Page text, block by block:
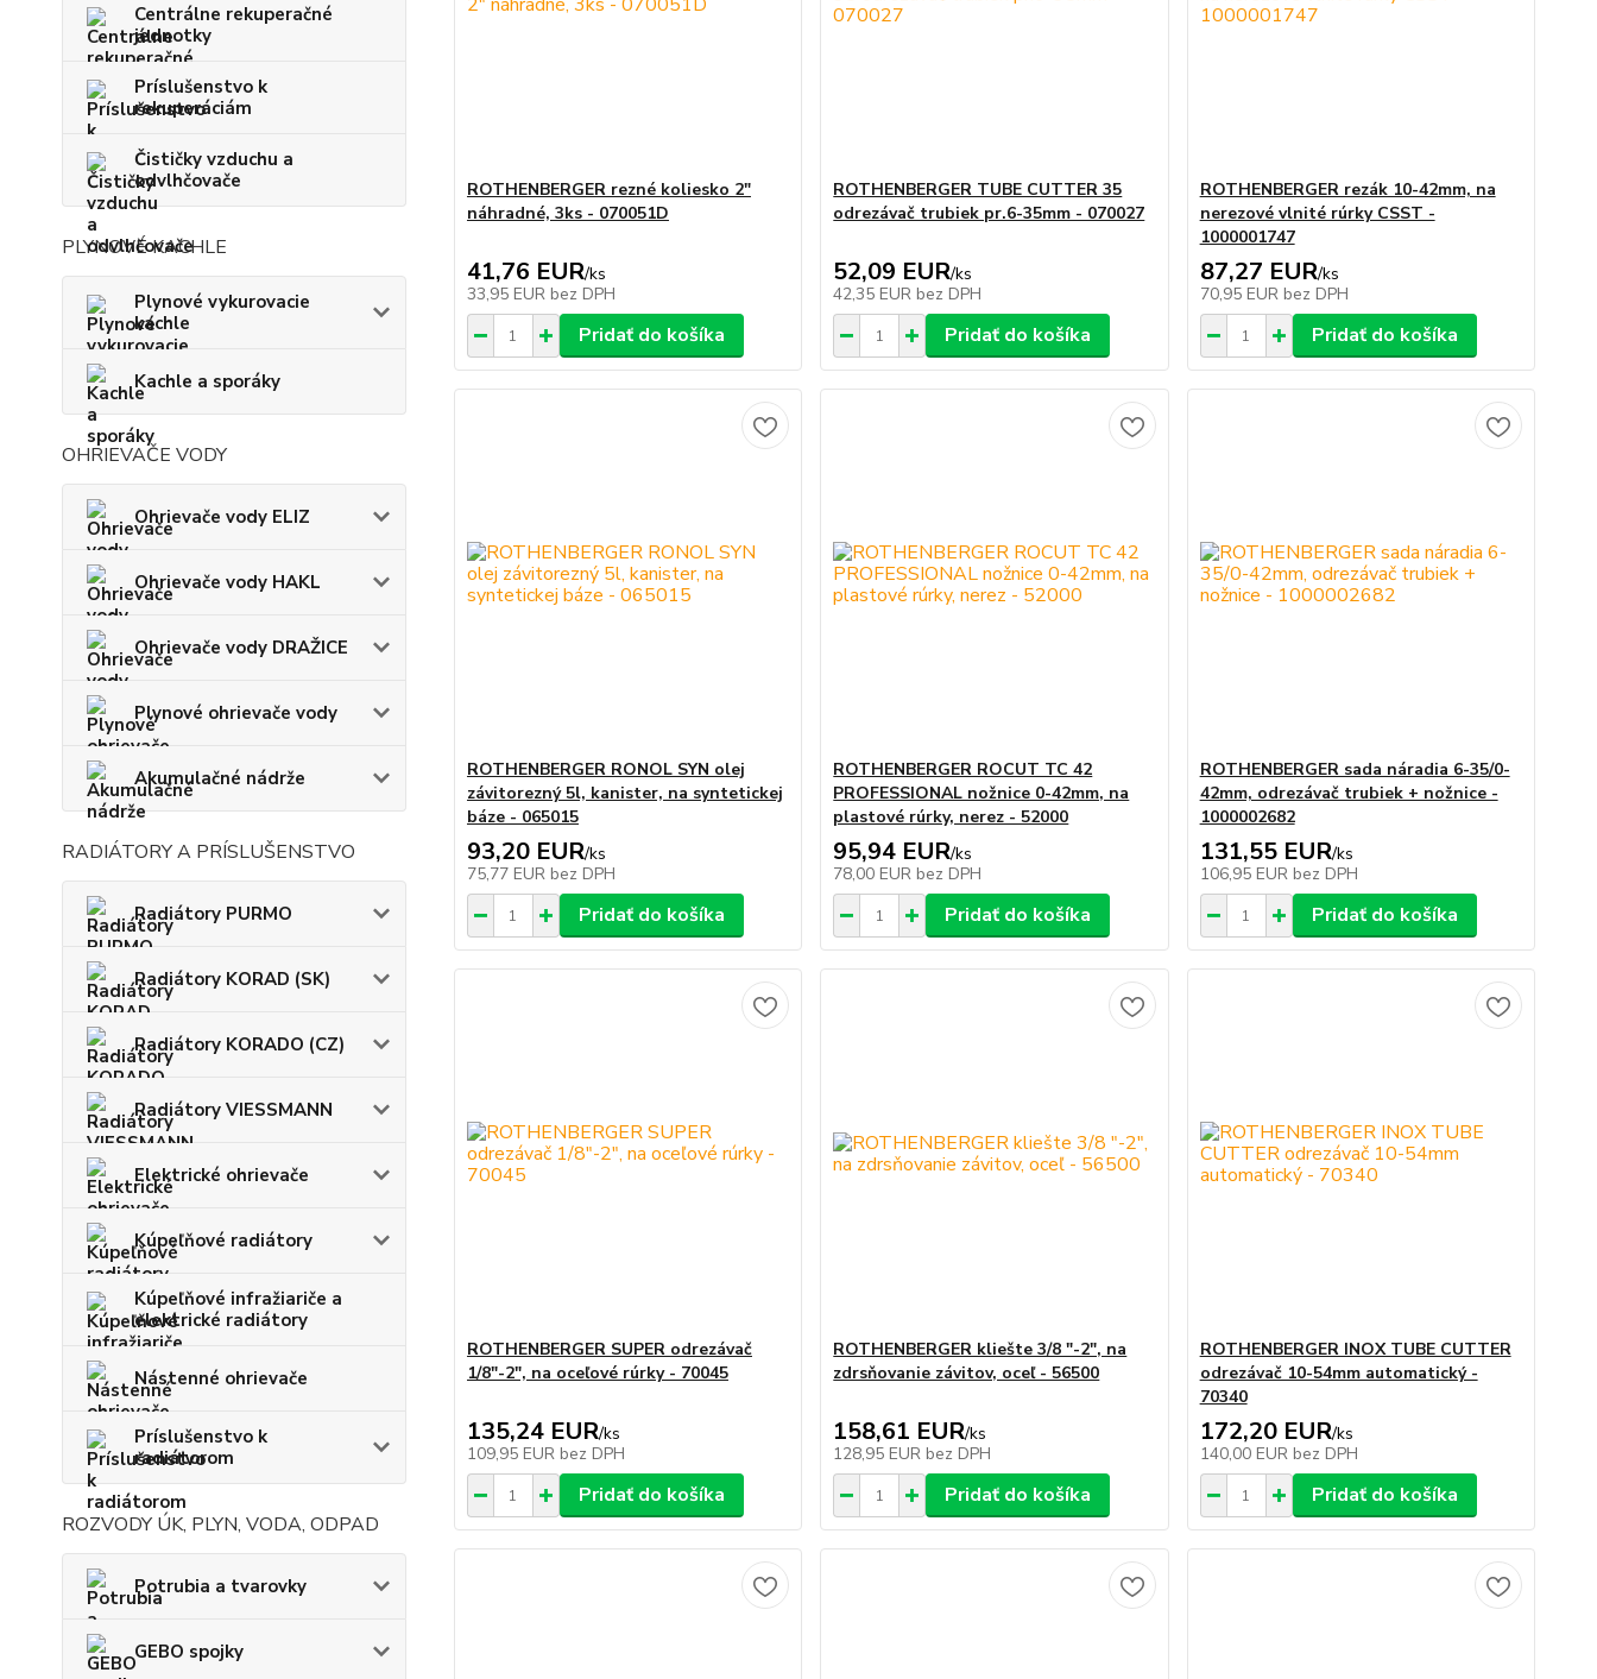
Centrálne rekuperačné
jednotky
Príslušenstvo k
rekuperáciám
Čističky vzduchu a
odvlhčovače
PLYNOVÉ KACHLE
Plynové vykurovacie
kachle
Kachle a sporáky
OHRIEVAČE VODY
Ohrievače vody ELIZ
Ohrievače vody HAKL
Ohrievače vody DRAŽICE
Plynové ohrievače vody
Akumulačné nádrže
RADIÁTORY A PRÍSLUŠENSTVO
Radiátory PURMO
Radiátory KORAD (SK)
Radiátory KORADO (CZ)
Radiátory VIESSMANN
Elektrické ohrievače
Kúpeľňové radiátory
Kúpeľňové infražiariče a
elektrické radiátory
Nástenné ohrievače
Príslušenstvo k
radiátorom
ROZVODY ÚK, PLYN, VODA, ODPAD
Potrubia a tvarovky
GEBO spojky
ROTHENBERGER rezné koliesko 2"
náhradné, 3ks - 070051D
41,76 EUR/ks
33,95 EUR bez DPH
Pridať do košíka
ROTHENBERGER TUBE CUTTER 35
odrezávač trubiek pr.6-35mm - 070027
52,09 EUR/ks
42,35 EUR bez DPH
Pridať do košíka
ROTHENBERGER rezák 10-42mm, na
nerezové vlnité rúrky CSST -
1000001747
87,27 EUR/ks
70,95 EUR bez DPH
Pridať do košíka
ROTHENBERGER RONOL SYN olej
závitorezný 5l, kanister, na syntetickej
báze - 065015
93,20 EUR/ks
75,77 EUR bez DPH
Pridať do košíka
ROTHENBERGER ROCUT TC 42
PROFESSIONAL nožnice 0-42mm, na
plastové rúrky, nerez - 52000
95,94 EUR/ks
78,00 EUR bez DPH
Pridať do košíka
ROTHENBERGER sada náradia 6-35/0-
42mm, odrezávač trubiek + nožnice -
1000002682
131,55 EUR/ks
106,95 EUR bez DPH
Pridať do košíka
ROTHENBERGER SUPER odrezávač
1/8"-2", na oceľové rúrky - 70045
135,24 EUR/ks
109,95 EUR bez DPH
Pridať do košíka
ROTHENBERGER kliešte 3/8 "-2", na
zdrsňovanie závitov, oceľ - 56500
158,61 EUR/ks
128,95 EUR bez DPH
Pridať do košíka
ROTHENBERGER INOX TUBE CUTTER
odrezávač 10-54mm automatický -
70340
172,20 EUR/ks
140,00 EUR bez DPH
Pridať do košíka